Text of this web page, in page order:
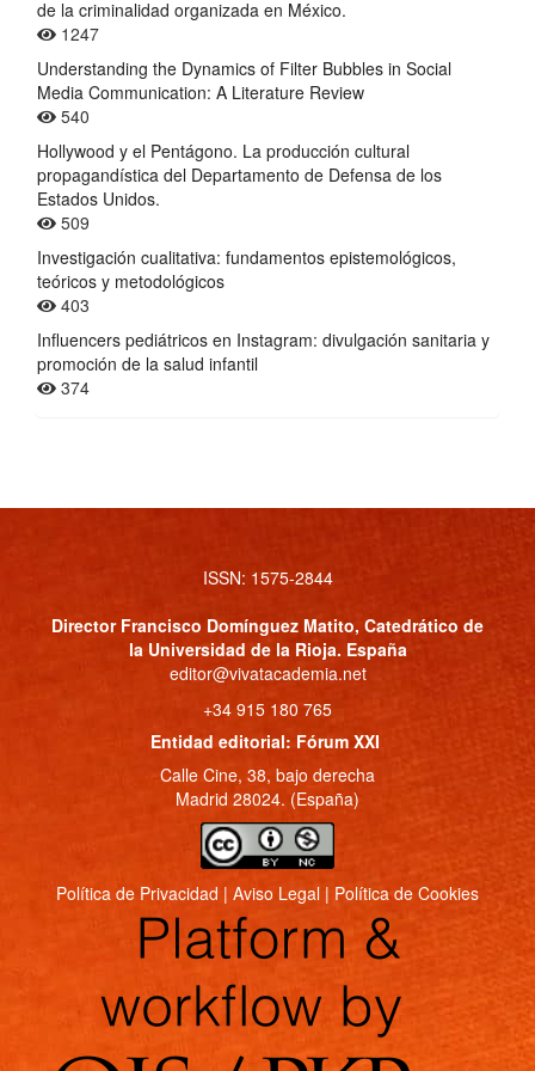
de la criminalidad organizada en México.
1247
Understanding the Dynamics of Filter Bubbles in Social
Media Communication: A Literature Review
540
Hollywood y el Pentágono. La producción cultural
propagandística del Departamento de Defensa de los
Estados Unidos.
509
Investigación cualitativa: fundamentos epistemológicos,
teóricos y metodológicos
403
Influencers pediátricos en Instagram: divulgación sanitaria y
promoción de la salud infantil
374
ISSN: 1575-2844
Director Francisco Domínguez Matito, Catedrático de
la Universidad de la Rioja. España
editor@vivatacademia.net
+34 915 180 765
Entidad editorial: Fórum XXI
Calle Cine, 38, bajo derecha
Madrid 28024. (España)
Política de Privacidad | Aviso Legal | Política de Cookies